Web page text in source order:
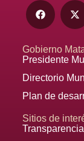
Gobierno
Presidente
Directorio
Plan de
Sitios de
Transparencia